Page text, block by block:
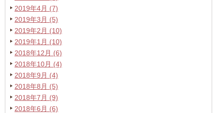
2019年4月 (7)
2019年3月 (5)
2019年2月 (10)
2019年1月 (10)
2018年12月 (6)
2018年10月 (4)
2018年9月 (4)
2018年8月 (5)
2018年7月 (9)
2018年6月 (6)